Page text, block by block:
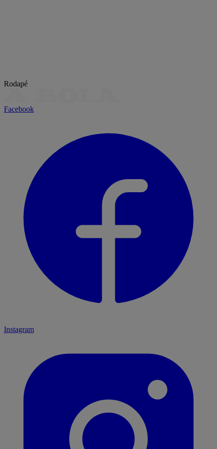
Rodapé
Facebook
Instagram